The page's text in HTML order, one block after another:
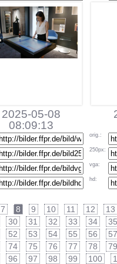
2025-05-08
08:09:13
orig.:
250px:
vga:
hd:
7 8 9 10 11 12
13
30 31 32 33 34
35
52 53 54 55 56
57
74 75 76 77 78
79
96 97 98 99 100